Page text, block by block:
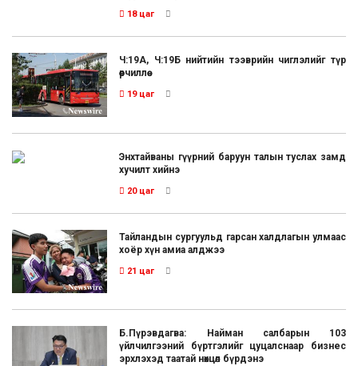
18 цаг
Ч:19А, Ч:19Б нийтийн тээврийн чиглэлийг түр
өөрчиллөө
19 цаг
Энхтайваны гүүрний баруун талын туслах замд
хучилт хийнэ
20 цаг
Тайландын сургуульд гарсан халдлагын улмаас
хоёр хүн амиа алджээ
21 цаг
Б.Пүрэвдагва: Найман салбарын 103
үйлчилгээний бүртгэлийг цуцалснаар бизнес
эрхлэхэд таатай нөхцөл бүрдэнэ